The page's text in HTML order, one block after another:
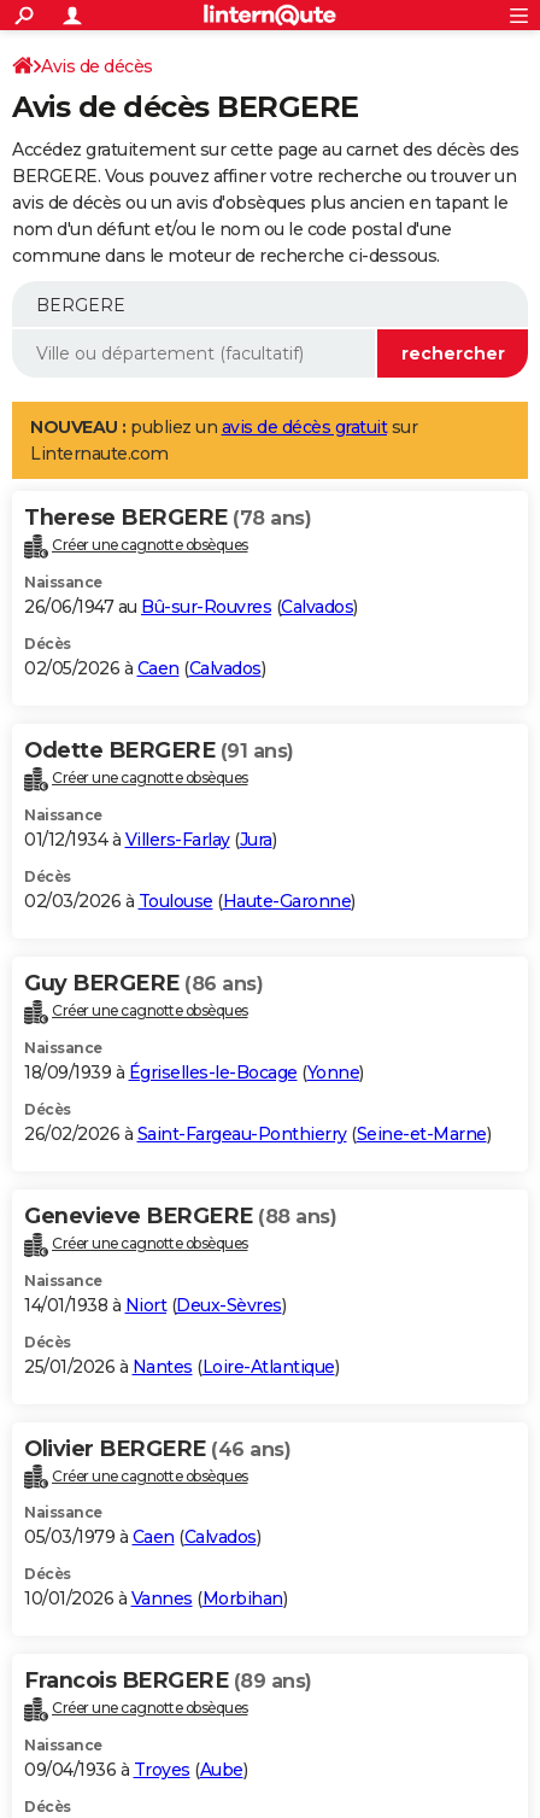
ACTUALITÉS
Politique
Société
Faits Divers
Education
Monde
Villes
+
SPORT
Coupe du monde 2026
Football
Tennis
Cyclisme
Rugby
Forum
Programme TV
TNT
Streaming
Cinéma
Sorties cinéma
Musique
+
FINANCE
Retraite
Epargne
Immobilier
Risques naturels par ville
Banque
Assurance
AUTO
Essais
Réserver un essai
Citadines
Berlines
SUV
Forum auto
+
Mobiles
Meilleur smartphone
Internet
Ordinateurs
Jeux vidéo
Guide high-tech
Aménagement intérieur
LIFESTYLE
Art de vivre
Bien-être
Loisirs
Mode
Modes de vie
Alimentation
Guide de la santé
Maladies
Médicaments
Sommeil
VOYAGE
Destinations
City break
Voyage nature
Voyage de noces
Forum
Climat
+PHOTO
GUIDES D'ACHAT
BONS PLANS
Carte de Noël
Carte Bonne année
Carte Saint-Valentin
Carte Pâques
Carte d'anniversaire
DICTIONNAIRE
Dictionnaire
Biographies
Citations
Expressions
Proverbes
PROGRAMME TV
S'inscrire
Se connecter
Lycées
Collèges
Primaires
Universités
Entreprises
Service militaire
Avis de recherche
AVIS DE DÉCÈS
Bricolage
Lifestyle
Culture
Sport
Auto
Television
Voyage
Cinema
Avis de décès
Avis de décès BERGERE
Accédez gratuitement sur cette page au carnet des décès des
BERGERE. Vous pouvez affiner votre recherche ou trouver un
avis de décès ou un avis d'obsèques plus ancien en tapant le
nom d'un défunt et/ou le nom ou le code postal d'une
commune dans le moteur de recherche ci-dessous.
NOUVEAU : publiez un avis de décès gratuitsur
Linternaute.com
Therese BERGERE (78 ans)
Créer une cagnotte obsèques
Naissance
26/06/1947 au Bû-sur-Rouvres (Calvados)
Décès
02/05/2026 à Caen (Calvados)
Odette BERGERE (91 ans)
Créer une cagnotte obsèques
Naissance
01/12/1934 à Villers-Farlay(Jura)
Décès
02/03/2026 à Toulouse (Haute-Garonne)
Guy BERGERE (86 ans)
Créer une cagnotte obsèques
Naissance
18/09/1939 à Égriselles-le-Bocage (Yonne)
Décès
26/02/2026 à Saint-Fargeau-Ponthierry(Seine-et-Marne)
Genevieve BERGERE (88 ans)
Créer une cagnotte obsèques
Naissance
14/01/1938 à Niort(Deux-Sèvres)
Décès
25/01/2026 à Nantes (Loire-Atlantique)
Olivier BERGERE (46 ans)
Créer une cagnotte obsèques
Naissance
05/03/1979 à Caen (Calvados)
Décès
10/01/2026 à Vannes (Morbihan)
Francois BERGERE (89 ans)
Créer une cagnotte obsèques
Naissance
09/04/1936 à Troyes (Aube)
Décès